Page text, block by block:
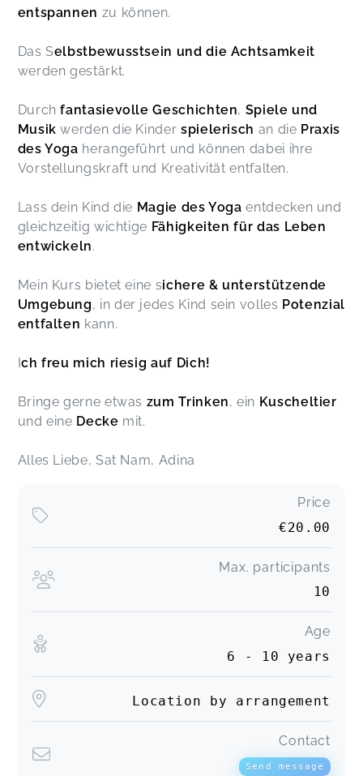
entspannen zu können.
Das Selbstbewusstsein und die Achtsamkeit
werden gestärkt.
Durchfantasievolle Geschichten, Spiele und
Musikwerden die Kinder spielerisch an die Praxis
des Yoga herangeführt und können dabei ihre
Vorstellungskraft und Kreativität entfalten.
Lass dein Kind die Magie des Yogaentdecken und
gleichzeitig wichtige Fähigkeiten für das Leben
entwickeln.
Mein Kurs bietet eine sichere & unterstützende
Umgebung, in der jedes Kind sein volles Potenzial
entfalten kann.
Ich freu mich riesig auf Dich!
Bringe gerne etwas zum Trinken, ein Kuscheltier
und eine Decke mit.
Alles Liebe, Sat Nam, Adina
Price
€20.00
Max. participants
10
Age
6 - 10 years
Location by arrangement
Contact
Send message